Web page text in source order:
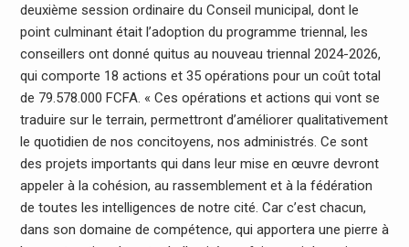
deuxième session ordinaire du Conseil municipal, dont le
point culminant était l’adoption du programme triennal, les
conseillers ont donné quitus au nouveau triennal 2024-2026,
qui comporte 18 actions et 35 opérations pour un coût total
de 79.578.000 FCFA. « Ces opérations et actions qui vont se
traduire sur le terrain, permettront d’améliorer qualitativement
le quotidien de nos concitoyens, nos administrés. Ce sont
des projets importants qui dans leur mise en œuvre devront
appeler à la cohésion, au rassemblement et à la fédération
de toutes les intelligences de notre cité. Car c’est chacun,
dans son domaine de compétence, qui apportera une pierre à